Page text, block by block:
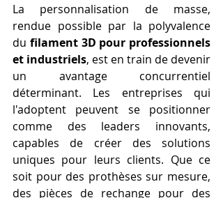
La personnalisation de masse,
rendue possible par la polyvalence
du filament 3D pour professionnels
et industriels, est en train de devenir
un avantage concurrentiel
déterminant. Les entreprises qui
l'adoptent peuvent se positionner
comme des leaders innovants,
capables de créer des solutions
uniques pour leurs clients. Que ce
soit pour des prothèses sur mesure,
des pièces de rechange pour des